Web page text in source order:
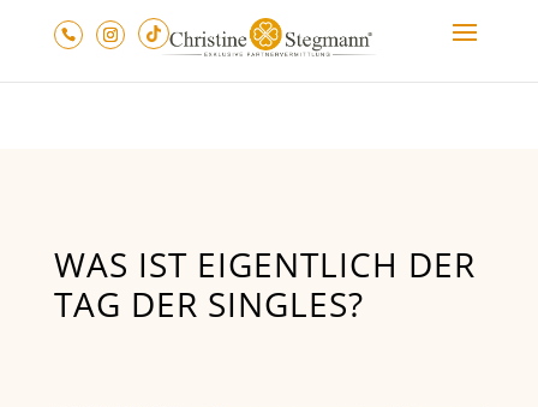
WAS IST EIGENTLICH DER
TAG DER SINGLES?